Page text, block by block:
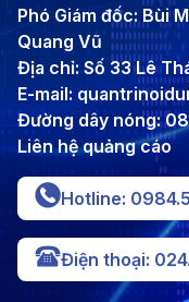
Phó Giám đốc: Bùi
Quang Vũ
Địa chỉ: Số 33 Lê
E-mail:
Đường dây nóng:
Liên hệ quảng cáo
Hotline:
Điện thoại: